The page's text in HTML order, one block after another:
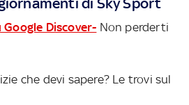
Discover- Non perderti
che devi sapere? Le trovi sul